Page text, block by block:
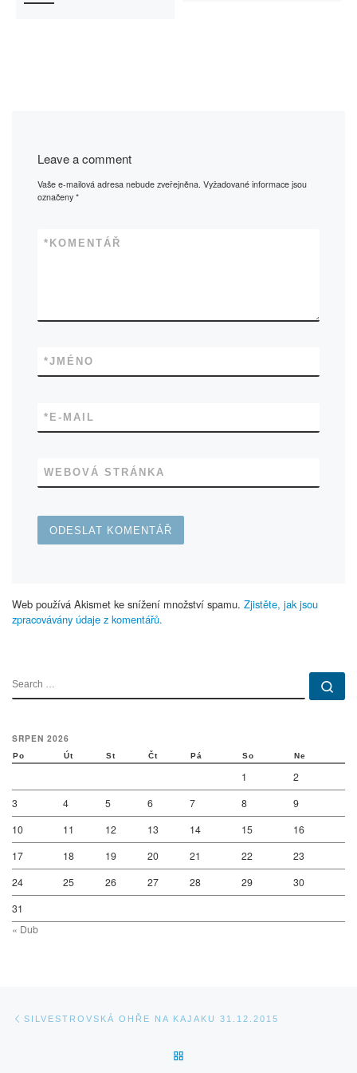
Leave a comment
Vaše e-mailová adresa nebude zveřejněna. Vyžadované informace jsou
označeny*
KOMENTÁŘ
*
JMÉNO
*
E-MAIL
*
WEBOVÁ STRÁNKA
Web používá Akismet ke snížení množství spamu. Zjistěte, jak jsou
zpracovávány údaje z komentářů.
SEARCH
SRPEN 2026
Po Út St Čt Pá So Ne
1
2
3
4 5 6 7 8
9
10
11 12 13 14 15
16
17
18 19 20 21 22
23
24
25 26 27 28 29
30
31
« Dub
Navigace v příspěvcích
SILVESTROVSKÁ OHŘE NA KAJAKU 31.12.2015